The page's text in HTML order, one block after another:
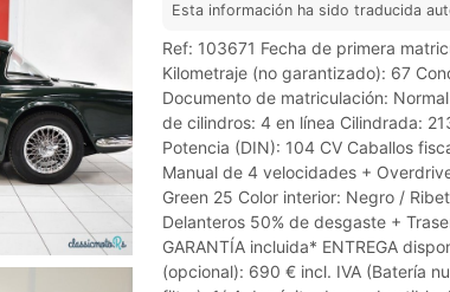
Esta información ha sido traducida
Ref: 103671 Fecha de primera
Kilometraje (no garantizado): 67
Documento de matriculación:
de cilindros: 4 en línea Cilindrada:
Potencia (DIN): 104 CV Caballos
Manual de 4 velocidades +
Green 25 Color interior: Negro /
Delanteros 50% de desgaste +
GARANTÍA incluida* ENTREGA
(opcional): 690 € incl. IVA (Batería